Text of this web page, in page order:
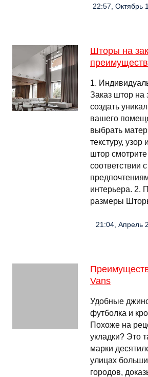
22:57, Октябрь
Шторы на
1.
Заказ штор на
создать
вашего
выбрать
текстуру,
штор смотрите
соответствии
интерьера. 2.
размеры
21:04, Апрель
Vans
Удобные
футболка и
Похоже на
укладки? Это
марки
улицах
городов,